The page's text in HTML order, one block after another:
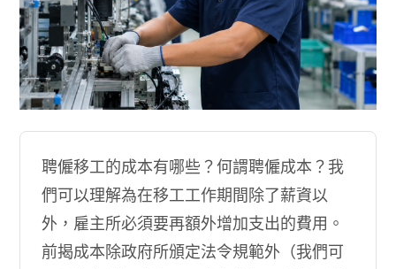
聘僱移工的成本有哪些？何謂聘僱成本？我
們可以理解為在移工工作期間除了薪資以
外，雇主所必須要再額外增加支出的費用。
前揭成本除政府所頒定法令規範外（我們可